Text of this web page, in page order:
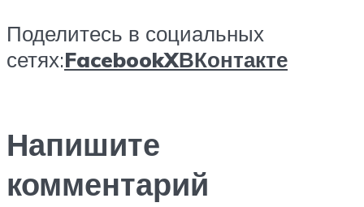
Поделитесь в социальных
сетях:FacebookXВКонтакте
Напишите
комментарий